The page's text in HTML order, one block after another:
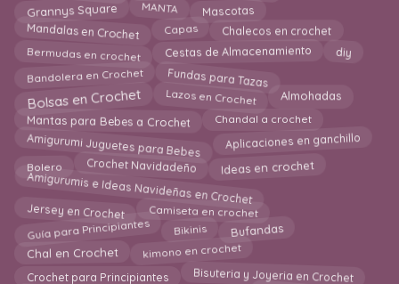
Grannys Square MANTA Mascotas
Mandalas en Crochet Capas Chalecos en crochet
Bermudas en crochet Cestas de Almacenamiento diy
Bandolera en Crochet Fundas para Tazas
Bolsas en Crochet Lazos en Crochet Almohadas
Mantas para Bebes a Crochet Chandal a crochet
Amigurumi Juguetes para Bebes Aplicaciones en ganchillo
Bolero Crochet Navidadeño Ideas en crochet
Amigurumis e Ideas Navideñas en Crochet
Jersey en Crochet Camiseta en crochet
Guía para Principiantes Bikinis Bufandas
Chal en Crochet kimono en crochet
Crochet para Principiantes Bisuteria y Joyeria en Crochet